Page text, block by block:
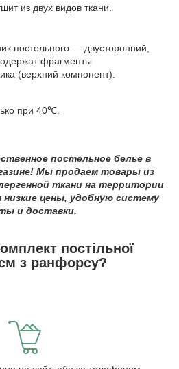
из двух видов ткани.
постельного — двусторонний,
фрагменты
(верхний компонент).
при 40℃.
постельное белье в
Мы продаем товары из
ткани на территории
цены, удобную систему
и доставки.
постільної
з ранфорсу?